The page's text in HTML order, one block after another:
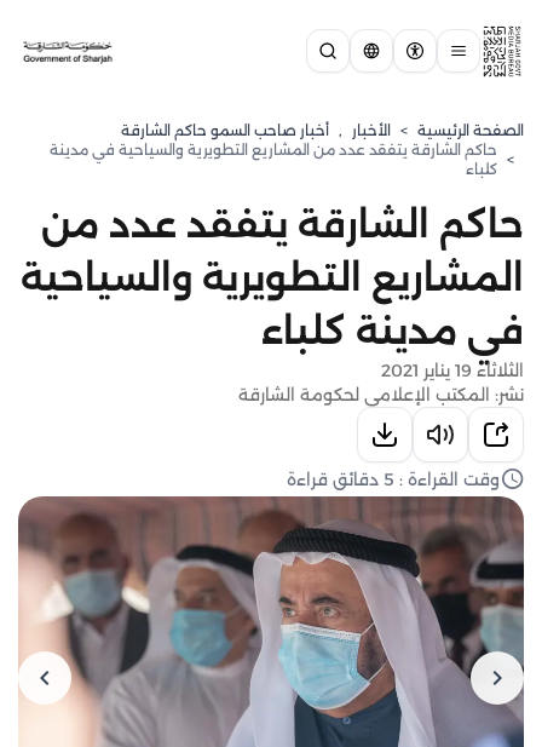
الصفحة الرئيسية > الأخبار , أخبار صاحب السمو حاكم الشارقة
>
حاكم الشارقة يتفقد عدد من المشاريع التطويرية والسياحية في مدينة
كلباء
حاكم الشارقة يتفقد عدد من
المشاريع التطويرية والسياحية
في مدينة كلباء
الثلاثاء 19 يناير 2021
نشر: المكتب الإعلامي لحكومة الشارقة
وقت القراءة : 5 دقائق قراءة